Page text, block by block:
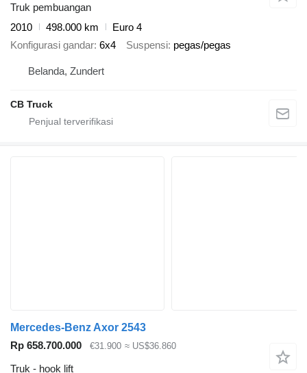
Truk pembuangan
2010
498.000 km
Euro 4
Konfigurasi gandar 6x4 Suspensi pegas/pegas
Belanda, Zundert
CB Truck
Mercedes-Benz Axor 2543
Rp 658.700.000
€31.900 ≈ US$36.860
Truk - hook lift